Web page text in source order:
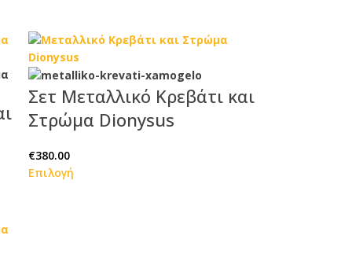
Σετ Μεταλλικό Κρεβάτι και
Στρώμα Dionysus
€380.00
Επιλογή